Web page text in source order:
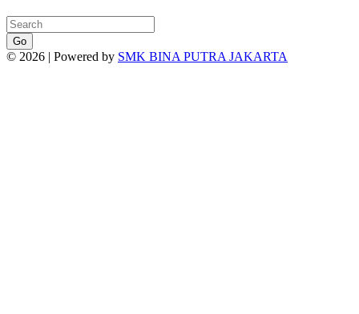
Go
© 2026 | Powered by SMK BINA PUTRA JAKARTA